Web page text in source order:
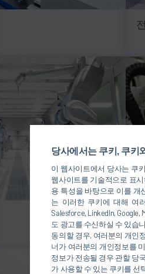
당사에서는 쿠키, 쿠키
이 웹사이트에서 당사는 쿠
웹사이트를 기술적으로 표
용 특성을 바탕으로 이를 개
는 이러한 쿠키에 대해 여
Salesforce, LinkedIn,
도 광고를 수신하실 수 있습
동의할 경우, 여러분의 개인
너가 여러분의 개인정보를
정보가 전송될 경우 관할 당
가 사용할 수 있는 쿠키를 선